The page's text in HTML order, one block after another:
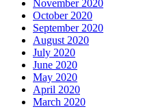
November 2020
October 2020
September 2020
August 2020
July 2020
June 2020
May 2020
April 2020
March 2020